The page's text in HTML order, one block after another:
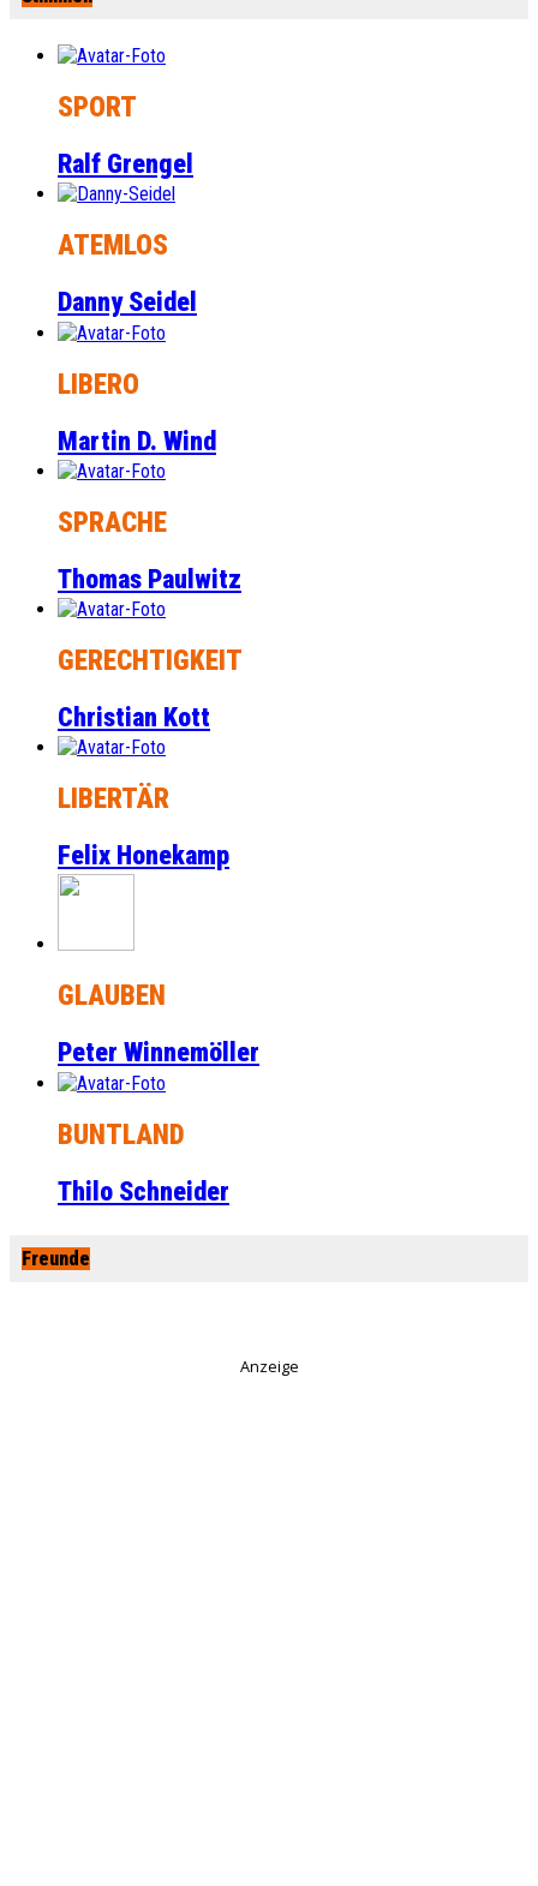
SPORT
Ralf Grengel
ATEMLOS
Danny Seidel
LIBERO
Martin D. Wind
SPRACHE
Thomas Paulwitz
GERECHTIGKEIT
Christian Kott
LIBERTÄR
Felix Honekamp
GLAUBEN
Peter Winnemöller
BUNTLAND
Thilo Schneider
Freunde
Anzeige